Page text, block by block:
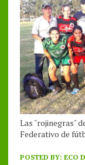
Las "rojinegras"
Federativo de
POSTED BY: ECO